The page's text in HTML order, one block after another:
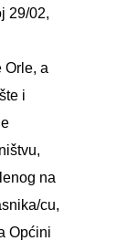
29/02,
Orle, a
i
na
cu,
Općini